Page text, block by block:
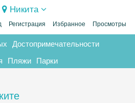
Никита
Регистрация Избранное Просмотры
Достопримечательности
Пляжи Парки